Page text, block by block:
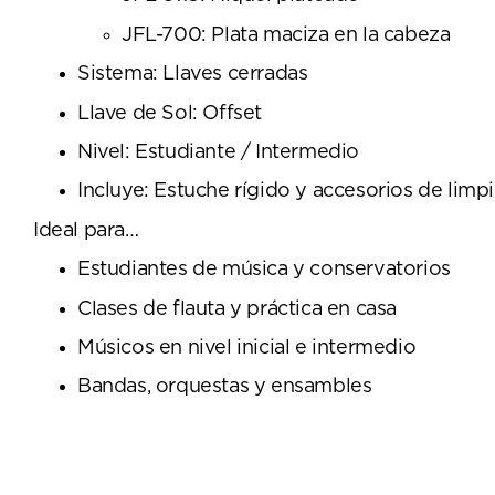
JFL-700: Plata maciza en la cabeza
Sistema: Llaves cerradas
Llave de Sol: Offset
Nivel: Estudiante / Intermedio
Incluye: Estuche rígido y accesorios de
Ideal para…
Estudiantes de música y conservatorios
Clases de flauta y práctica en casa
Músicos en nivel inicial e intermedio
Bandas, orquestas y ensambles